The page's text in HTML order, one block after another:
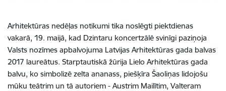
Arhitektūras nedēļas notikumi tika noslēgti piektdienas
vakarā, 19. maijā, kad Dzintaru koncertzālē svinīgi paziņoja
Valsts nozīmes apbalvojuma Latvijas Arhitektūras gada balvas
2017 laureātus. Starptautiskā žūrija Lielo Arhitektūras gada
balvu, ko simbolizē zelta ananass, piešķīra Šaoliņas lidojošu
mūku teātrim un tā autoriem - Austrim Mailītim, Valteram